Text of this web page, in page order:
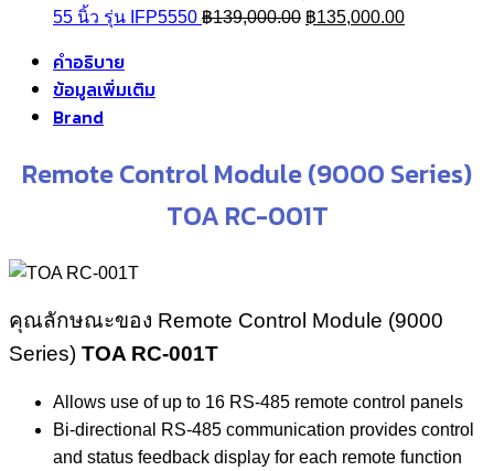
55 นิ้ว รุ่น IFP5550 ฿139,000.00 Original
฿135,000.00Current
คำอธิบาย
ข้อมูลเพิ่มเติม
Brand
Remote Control Module (9000 Series)
TOA RC-001T
คุณลักษณะของ Remote Control Module (9000
Series) TOA RC-001T
Allows use of up to 16 RS-485 remote control panels
Bi-directional RS-485 communication provides control
and status feedback display for each remote function